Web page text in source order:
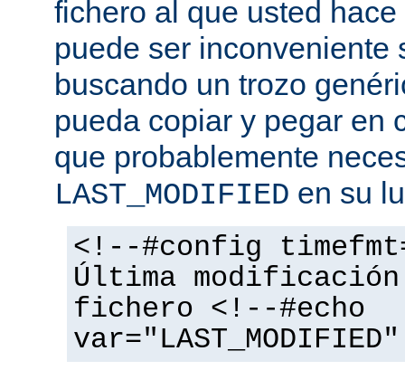
fichero al que usted
puede ser inconveniente
buscando un trozo
pueda copiar y pegar en
que probablemente
LAST_MODIFIED en su
<!--#config
Última
fichero <!--#echo